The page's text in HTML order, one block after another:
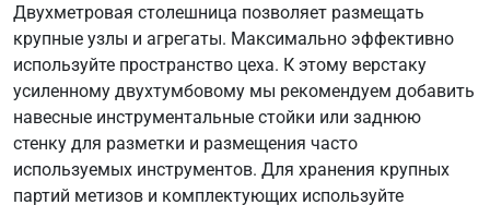
Двухметровая столешница позволяет размещать
крупные узлы и агрегаты. Максимально эффективно
используйте пространство цеха. К этому верстаку
усиленному двухтумбовому мы рекомендуем добавить
навесные инструментальные стойки или заднюю
стенку для разметки и размещения часто
используемых инструментов. Для хранения крупных
партий метизов и комплектующих используйте